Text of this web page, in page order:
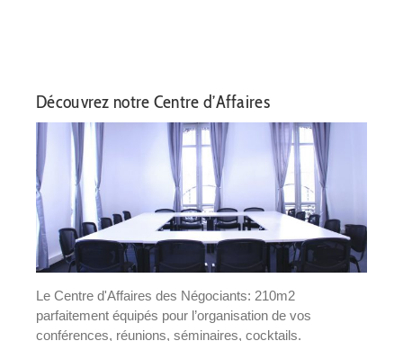
Découvrez notre Centre d’Affaires
Le Centre d'Affaires des Négociants: 210m2
parfaitement équipés pour l’organisation de vos
conférences, réunions, séminaires, cocktails.